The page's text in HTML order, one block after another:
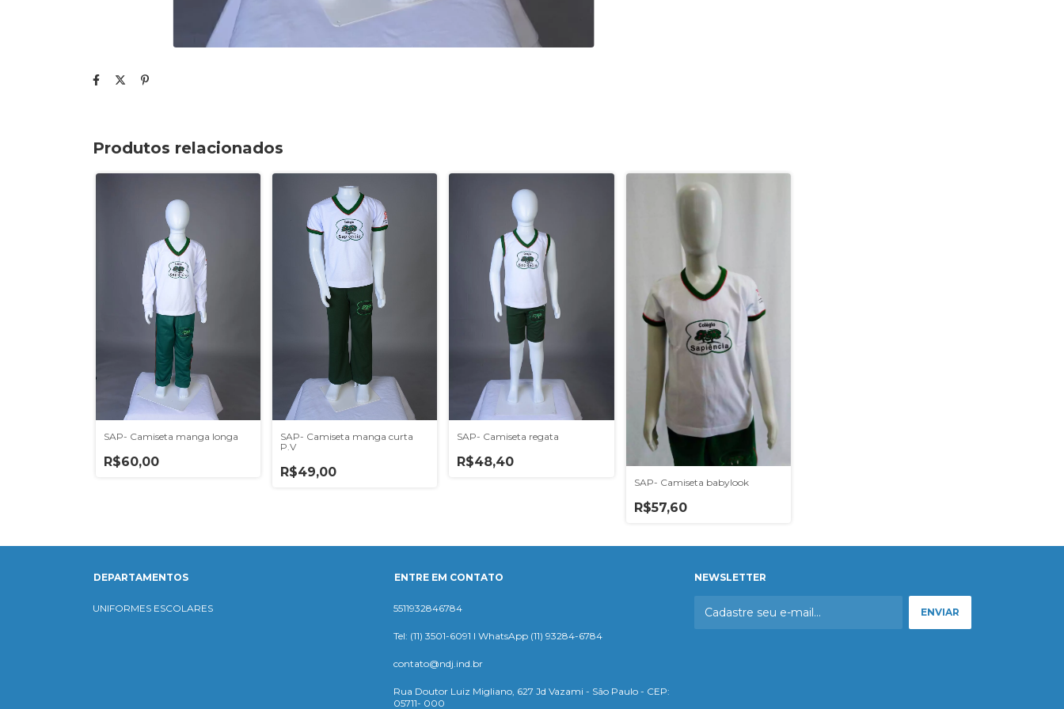
Produtos relacionados
SAP- Camiseta manga longa
R$60,00
SAP- Camiseta manga curta
P.V
R$49,00
SAP- Camiseta regata
R$48,40
SAP- Camiseta babylook
R$57,60
DEPARTAMENTOS
UNIFORMES ESCOLARES
ENTRE EM CONTATO
5511932846784
Tel: (11) 3501-6091 I WhatsApp (11) 93284-6784
contato@ndj.ind.br
Rua Doutor Luiz Migliano, 627 Jd Vazami - São Paulo - CEP:
05711- 000
NEWSLETTER